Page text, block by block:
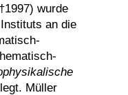
wurde
an die
Müller